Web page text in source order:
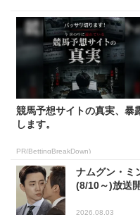
競馬予想サイトの真実、暴
します。
PR(BettingBreakDown)
ナムグン・ミ
(8/10～)放送
2026.08.03